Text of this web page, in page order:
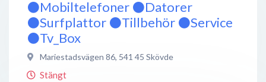
⚫️Mobiltelefoner ⚫️Datorer
⚫️Surfplattor ⚫️Tillbehör ⚫️Service
⚫️Tv_Box
Mariestadsvägen 86, 541 45 Skövde
Stängt